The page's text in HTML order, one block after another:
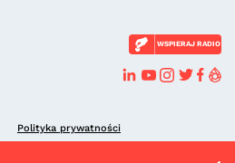
WSPIERAJ RADIO
Polityka prywatności